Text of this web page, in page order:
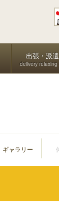
出張・派
delivery relaxing
ギャラリー